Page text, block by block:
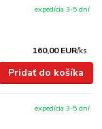
160,00 EUR/ks
expedícia 3-5 dní
Pridať do košíka
expedícia 3-5 dní